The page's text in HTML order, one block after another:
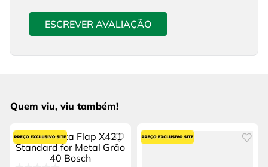
ESCREVER AVALIAÇÃO
Quem viu, viu também!